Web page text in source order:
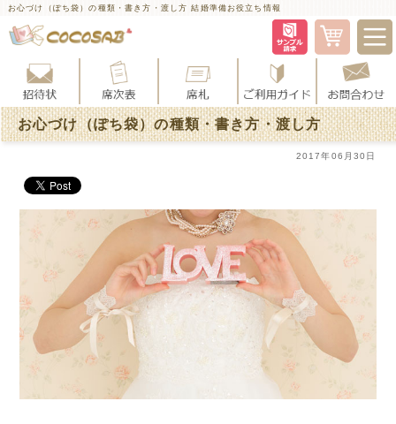
お心づけ（ぽち袋）の種類・書き方・渡し方 結婚準備お役立ち情報
お心づけ（ぽち袋）の種類・書き方・渡し方
2017年06月30日